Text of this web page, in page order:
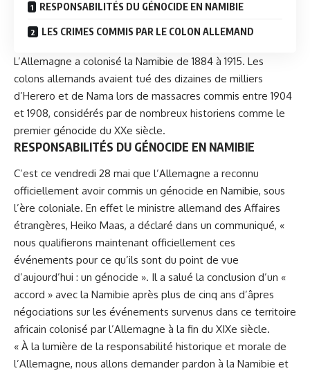
RESPONSABILITÉS DU GÉNOCIDE EN NAMIBIE
LES CRIMES COMMIS PAR LE COLON ALLEMAND
L’Allemagne a colonisé la Namibie de 1884 à 1915. Les
colons allemands avaient tué des dizaines de milliers
d’Herero et de Nama lors de massacres commis entre 1904
et 1908, considérés par de nombreux historiens comme le
premier génocide du XXe siècle.
RESPONSABILITÉS DU GÉNOCIDE EN NAMIBIE
C’est ce vendredi 28 mai que l’Allemagne a reconnu
officiellement avoir commis un génocide en Namibie, sous
l’ère coloniale. En effet le ministre allemand des Affaires
étrangères, Heiko Maas, a déclaré dans un communiqué, «
nous qualifierons maintenant officiellement ces
événements pour ce qu’ils sont du point de vue
d’aujourd’hui : un génocide ». Il a salué la conclusion d’un «
accord » avec la Namibie après plus de cinq ans d’âpres
négociations sur les événements survenus dans ce territoire
africain colonisé par l’Allemagne à la fin du XIXe siècle.
« À la lumière de la responsabilité historique et morale de
l’Allemagne, nous allons demander pardon à la Namibie et